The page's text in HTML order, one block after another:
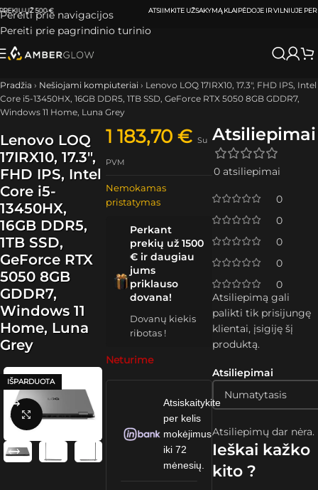
Pereiti prie navigacijos
Pereiti prie pagrindinio turinio
ATSIIMKITE UŽSAKYMĄ KLAIPĖDOJE IR VILNIUJEPER0-3 DARBO DIENAS.
Pradžia › Nešiojami kompiuteriai › Lenovo LOQ 17IRX10, 17.3″, FHD IPS, Intel
Core i5-13450HX, 16GB DDR5, 1TB SSD, GeForce RTX 5050 8GB GDDR7,
Windows 11 Home, Luna Grey
Lenovo LOQ
17IRX10, 17.3″,
FHD IPS, Intel
Core i5-
13450HX,
16GB DDR5,
1TB SSD,
GeForce RTX
5050 8GB
GDDR7,
Windows 11
Home, Luna
Grey
IŠPARDUOTA
Spustelėkite, kad padidintumėte
1 183,70€ Su
PVM
Nemokamas
pristatymas
Perkant
prekių už 1500
€ ir daugiau
jums
priklauso
dovana!
Dovanų kiekis
ribotas !
Neturime
Atsiskaitykite
per kelis
mokėjimus
iki 72
mėnesių.
Atsiliepimai
0 atsiliepimai
0
0
0
0
0
Atsiliepimai
Atsiliepimų dar nėra.
Atsiliepimą gali
palikti tik prisijungę
klientai, įsigiję šį
produktą.
Ieškai kažko
kito ?